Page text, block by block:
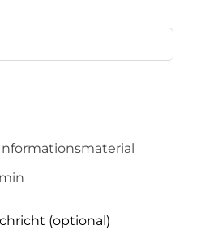
(optional)